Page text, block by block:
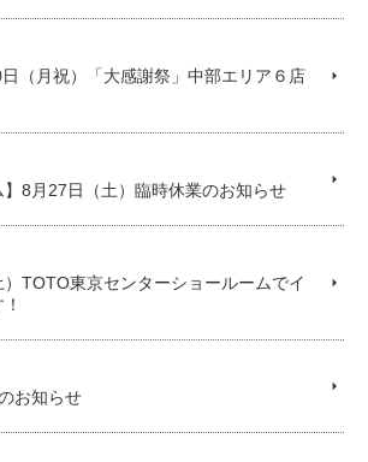
（月祝）「大感謝祭」中部エリア６店
】8月27日（土）臨時休業のお知らせ
TOTO東京センターショールームでイ
お知らせ